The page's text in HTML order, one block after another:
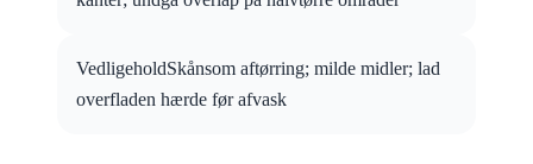
VedligeholdSkånsom aftørring; milde midler; lad
overfladen hærde før afvask